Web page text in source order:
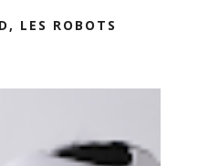
LES ROBOTS